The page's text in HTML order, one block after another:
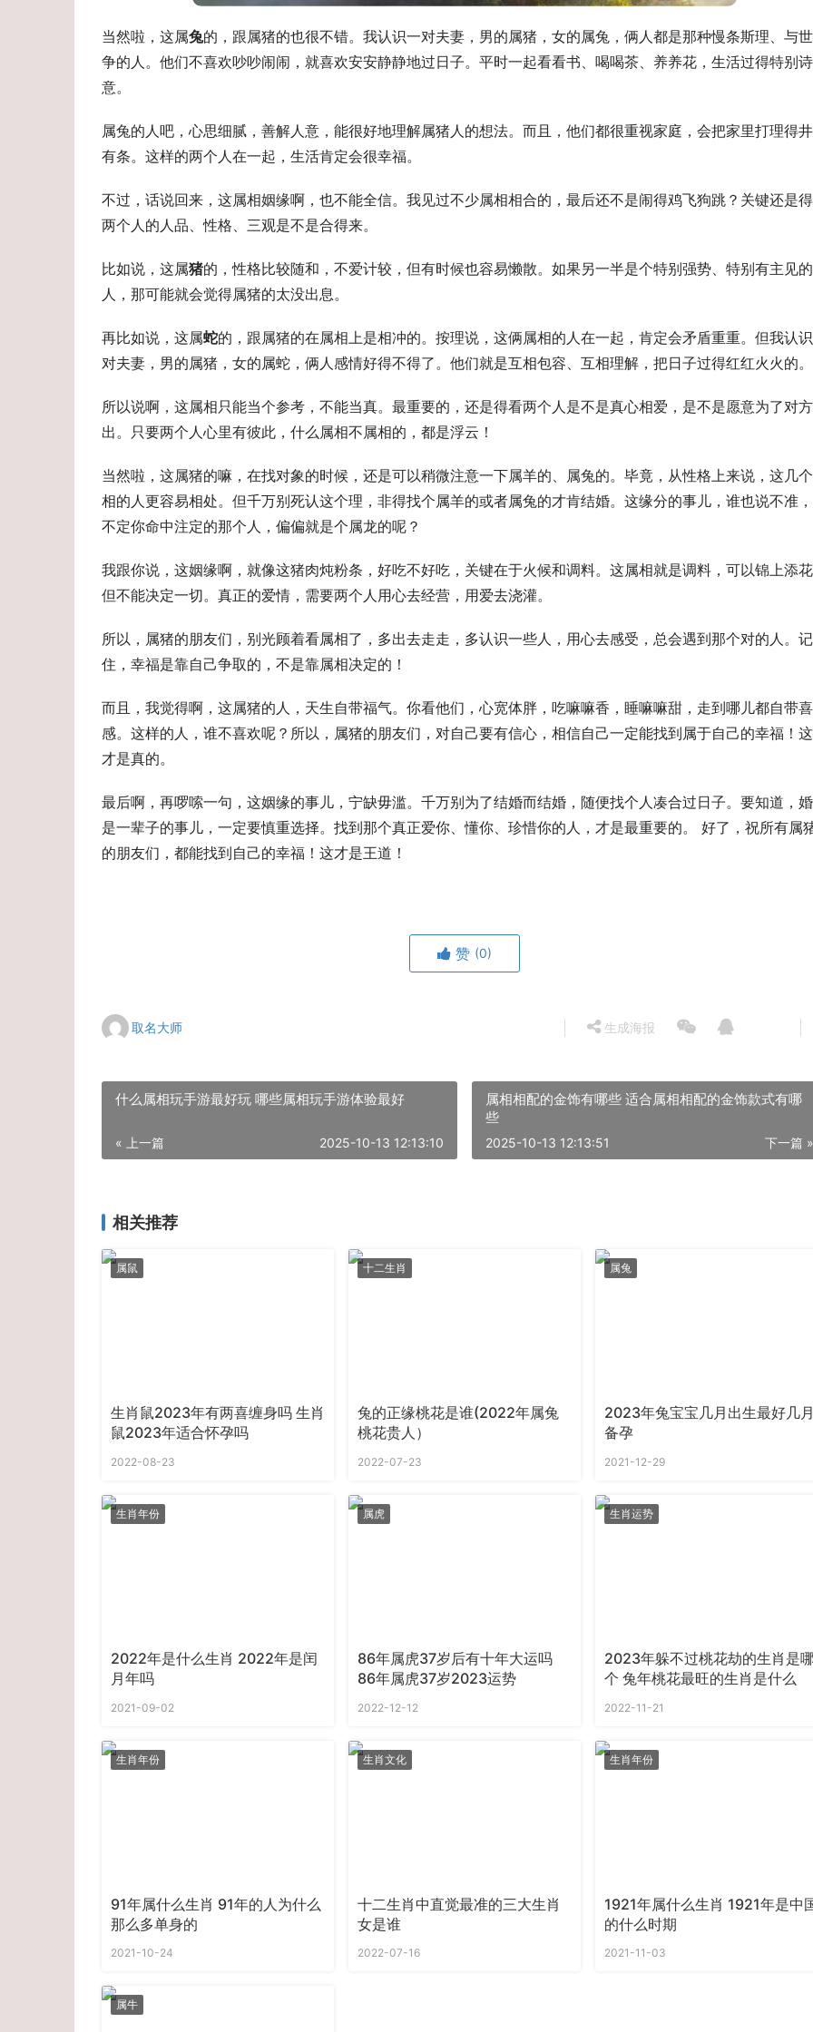
当然啦，这属兔的，跟属猪的也很不错。我认识一对夫妻，男的属猪，女的属兔，俩人都是那种慢条斯理、与
争的人。他们不喜欢吵吵闹闹，就喜欢安安静静地过日子。平时一起看看书、喝喝茶、养养花，生活过得特别诗
意。
属兔的人吧，心思细腻，善解人意，能很好地理解属猪人的想法。而且，他们都很重视家庭，会把家里打理得
有条。这样的两个人在一起，生活肯定会很幸福。
不过，话说回来，这属相姻缘啊，也不能全信。我见过不少属相相合的，最后还不是闹得鸡飞狗跳？关键还是
两个人的人品、性格、三观是不是合得来。
比如说，这属猪的，性格比较随和，不爱计较，但有时候也容易懒散。如果另一半是个特别强势、特别有主见的
人，那可能就会觉得属猪的太没出息。
再比如说，这属蛇的，跟属猪的在属相上是相冲的。按理说，这俩属相的人在一起，肯定会矛盾重重。但我认
对夫妻，男的属猪，女的属蛇，俩人感情好得不得了。他们就是互相包容、互相理解，把日子过得红红火火的。
所以说啊，这属相只能当个参考，不能当真。最重要的，还是得看两个人是不是真心相爱，是不是愿意为了对
出。只要两个人心里有彼此，什么属相不属相的，都是浮云！
当然啦，这属猪的嘛，在找对象的时候，还是可以稍微注意一下属羊的、属兔的。毕竟，从性格上来说，这几
相的人更容易相处。但千万别死认这个理，非得找个属羊的或者属兔的才肯结婚。这缘分的事儿，谁也说不准
不定你命中注定的那个人，偏偏就是个属龙的呢？
我跟你说，这姻缘啊，就像这猪肉炖粉条，好吃不好吃，关键在于火候和调料。这属相就是调料，可以锦上添
但不能决定一切。真正的爱情，需要两个人用心去经营，用爱去浇灌。
所以，属猪的朋友们，别光顾着看属相了，多出去走走，多认识一些人，用心去感受，总会遇到那个对的人。记
住，幸福是靠自己争取的，不是靠属相决定的！
而且，我觉得啊，这属猪的人，天生自带福气。你看他们，心宽体胖，吃嘛嘛香，睡嘛嘛甜，走到哪儿都自带喜
感。这样的人，谁不喜欢呢？所以，属猪的朋友们，对自己要有信心，相信自己一定能找到属于自己的幸福！
才是真的。
最后啊，再啰嗦一句，这姻缘的事儿，宁缺毋滥。千万别为了结婚而结婚，随便找个人凑合过日子。要知道，
是一辈子的事儿，一定要慎重选择。找到那个真正爱你、懂你、珍惜你的人，才是最重要的。 好了，祝所有属
的朋友们，都能找到自己的幸福！这才是王道！
赞 (0)
取名大师 生成海报
什么属相玩手游最好玩 哪些属相玩手游体验最好
« 上一篇 2025-10-13 12:13:10
属相相配的金饰有哪些 适合属相相配的金饰款式有哪
些
下一篇 »
2025-10-13 12:13:51
相关推荐
属鼠
生肖鼠2023年有两喜缠身吗 生肖
鼠2023年适合怀孕吗
2022-08-23
十二生肖
兔的正缘桃花是谁(2022年属兔
桃花贵人）
2022-07-23
属兔
2023年兔宝宝几月出生最好几
备孕
2021-12-29
生肖年份
2022年是什么生肖 2022年是闰
月年吗
2021-09-02
属虎
86年属虎37岁后有十年大运吗
86年属虎37岁2023运势
2022-12-12
生肖运势
2023年躲不过桃花劫的生肖是
个 兔年桃花最旺的生肖是什么
2022-11-21
生肖年份
91年属什么生肖 91年的人为什么
那么多单身的
2021-10-24
生肖文化
十二生肖中直觉最准的三大生肖
女是谁
2022-07-16
生肖年份
1921年属什么生肖 1921年是中
的什么时期
2021-11-03
属牛